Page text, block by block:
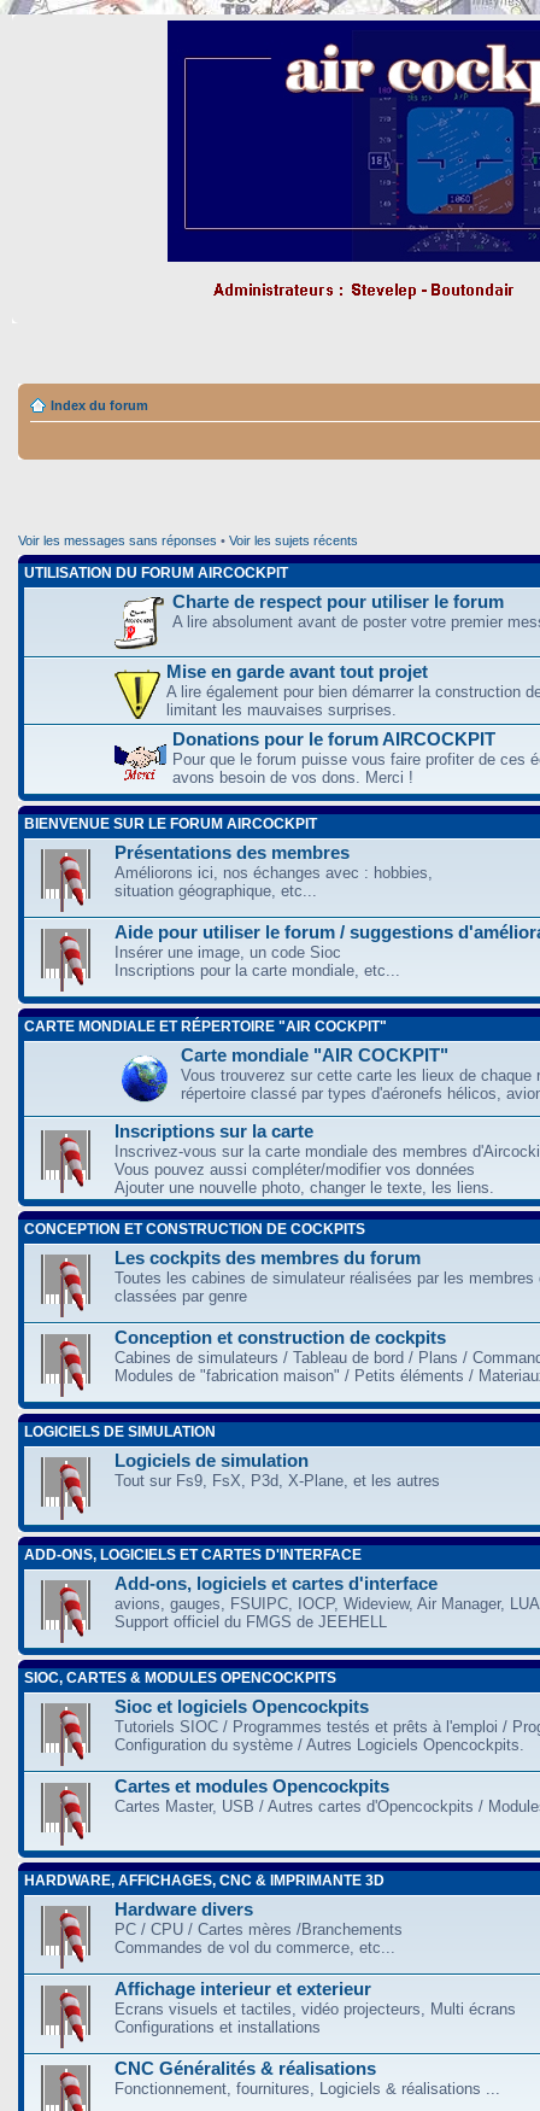
Index du forum
Voir les messages sans réponses • Voir les sujets récents
UTILISATION DU FORUM AIRCOCKPIT
Charte de respect pour utiliser le forum
A lire absolument avant de poster votre premier
Mise en garde avant tout projet
A lire également pour bien démarrer la construction
limitant les mauvaises surprises.
Donations pour le forum AIRCOCKPIT
Pour que le forum puisse vous faire profiter de ces
avons besoin de vos dons. Merci !
BIENVENUE SUR LE FORUM AIRCOCKPIT
Présentations des membres
Améliorons ici, nos échanges avec : hobbies,
situation géographique, etc...
Aide pour utiliser le forum / suggestions
Insérer une image, un code Sioc
Inscriptions pour la carte mondiale, etc...
CARTE MONDIALE ET RÉPERTOIRE "AIR COCKPIT"
Carte mondiale "AIR COCKPIT"
Vous trouverez sur cette carte les lieux de chaque
répertoire classé par types d'aéronefs hélicos,
Inscriptions sur la carte
Inscrivez-vous sur la carte mondiale des membres
Vous pouvez aussi compléter/modifier vos données
Ajouter une nouvelle photo, changer le texte, les liens.
CONCEPTION ET CONSTRUCTION DE COCKPITS
Les cockpits des membres du forum
Toutes les cabines de simulateur réalisées par les membres
classées par genre
Conception et construction de cockpits
Cabines de simulateurs / Tableau de bord / Plans /
Modules de "fabrication maison" / Petits éléments /
LOGICIELS DE SIMULATION
Logiciels de simulation
Tout sur Fs9, FsX, P3d, X-Plane, et les autres
ADD-ONS, LOGICIELS ET CARTES D'INTERFACE
Add-ons, logiciels et cartes d'interface
avions, gauges, FSUIPC, IOCP, Wideview, Air Manager,
Support officiel du FMGS de JEEHELL
SIOC, CARTES & MODULES OPENCOCKPITS
Sioc et logiciels Opencockpits
Tutoriels SIOC / Programmes testés et prêts à l'emploi /
Configuration du système / Autres Logiciels Opencockpits.
Cartes et modules Opencockpits
Cartes Master, USB / Autres cartes d'Opencockpits /
HARDWARE, AFFICHAGES, CNC & IMPRIMANTE 3D
Hardware divers
PC / CPU / Cartes mères /Branchements
Commandes de vol du commerce, etc...
Affichage interieur et exterieur
Ecrans visuels et tactiles, vidéo projecteurs, Multi écrans
Configurations et installations
CNC Généralités & réalisations
Fonctionnement, fournitures, Logiciels & réalisations ...